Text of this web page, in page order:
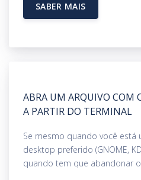
SABER MAIS
ABRA UM ARQUIVO COM
A PARTIR DO TERMINAL
Se mesmo quando você está
desktop preferido (GNOME,
quando tem que abandonar